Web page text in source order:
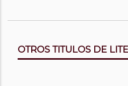
OTROS TITULOS DE